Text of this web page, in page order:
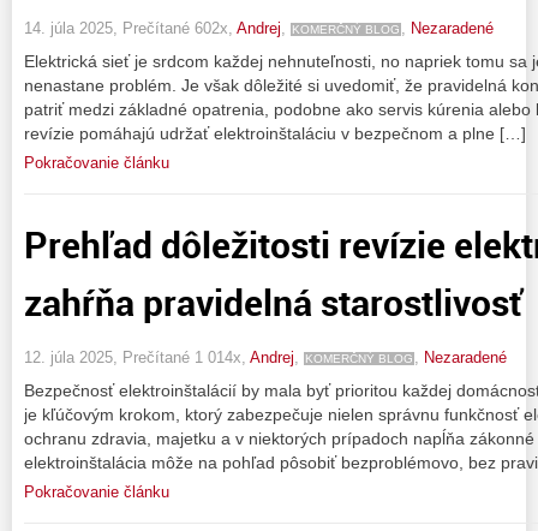
14. júla 2025, Prečítané 602x, Andrej, KOMERČNÝ BLOG , Nezaradené
Elektrická sieť je srdcom každej nehnuteľnosti, no napriek tomu sa
nenastane problém. Je však dôležité si uvedomiť, že pravidelná
patriť medzi základné opatrenia, podobne ako servis kúrenia
revízie pomáhajú udržať elektroinštaláciu v bezpečnom a plne […]
Pokračovanie článku
Prehľad dôležitosti revízie
zahŕňa pravidelná starostlivosť
12. júla 2025, Prečítané 1 014x, Andrej KOMERČNÝ BLOG Nezaradené
Bezpečnosť elektroinštalácií by mala byť prioritou každej
je kľúčovým krokom, ktorý zabezpečuje nielen správnu funkčnosť
ochranu zdravia, majetku a v niektorých prípadoch napĺňa
elektroinštalácia môže na pohľad pôsobiť bezproblémovo, bez
Pokračovanie článku